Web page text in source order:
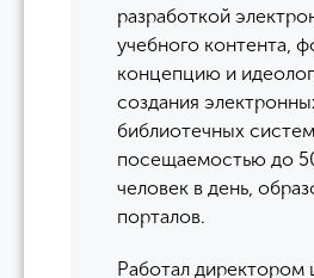
разработкой
учебного контента,
концепцию и
создания
библиотечных
посещаемостью до
человек в день,
порталов.
Работал директором